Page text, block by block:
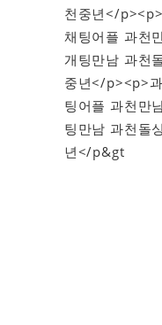
천중년</
채팅어플 과천
개팅만남 과천
중년</p><p>
팅어플 과천만
팅만남 과천돌
년</p&gt